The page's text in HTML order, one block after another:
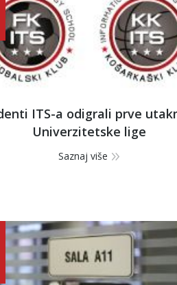
ITS-a odigrali prve
Univerzitetske lige
Saznaj više